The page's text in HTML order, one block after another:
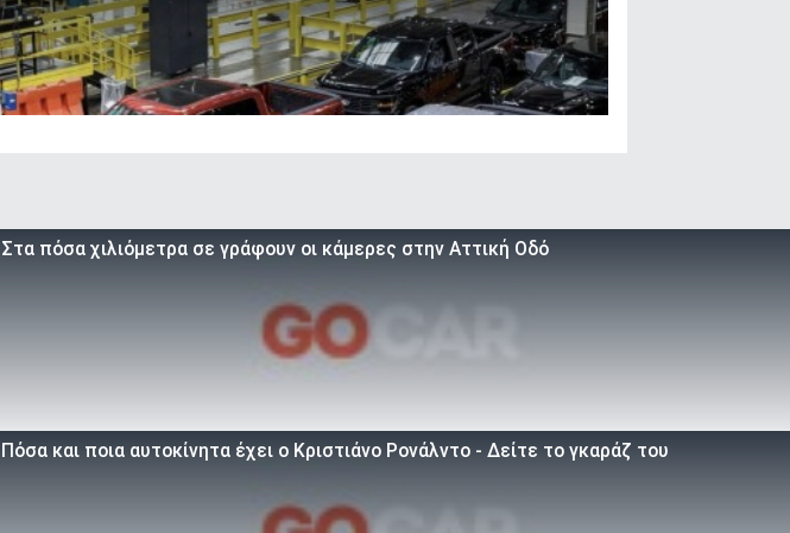
Στα πόσα χιλιόμετρα σε γράφουν οι κάμερες στην Αττική Οδό
Πόσα και ποια αυτοκίνητα έχει ο Κριστιάνο Ρονάλντο - Δείτε το γκαράζ του